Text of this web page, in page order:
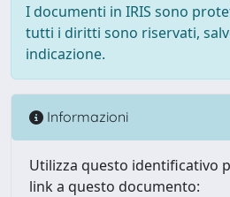
I documenti in IRIS sono
tutti i diritti sono riservati,
indicazione.
Informazioni
Utilizza questo identificativo
link a questo documento: